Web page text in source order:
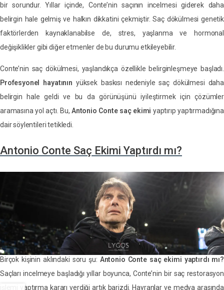
bir sorundur. Yıllar içinde, Conte’nin saçının incelmesi giderek daha
belirgin hale gelmiş ve halkın dikkatini çekmiştir. Saç dökülmesi genetik
faktörlerden kaynaklanabilse de, stres, yaşlanma ve hormonal
değişiklikler gibi diğer etmenler de bu durumu etkileyebilir.
Conte’nin saç dökülmesi, yaşlandıkça özellikle belirginleşmeye başladı.
Profesyonel hayatının yüksek baskısı nedeniyle saç dökülmesi daha
belirgin hale geldi ve bu da görünüşünü iyileştirmek için çözümler
aramasına yol açtı. Bu, Antonio Conte saç ekimi yaptırıp yaptırmadığına
dair söylentileri tetikledi.
Antonio Conte Saç Ekimi Yaptırdı mı?
Birçok kişinin aklındaki soru şu: Antonio Conte saç ekimi yaptırdı mı?
Saçları incelmeye başladığı yıllar boyunca, Conte’nin bir saç restorasyon
işlemi yaptırma kararı verdiği artık barizdi. Hayranlar ve medya arasında